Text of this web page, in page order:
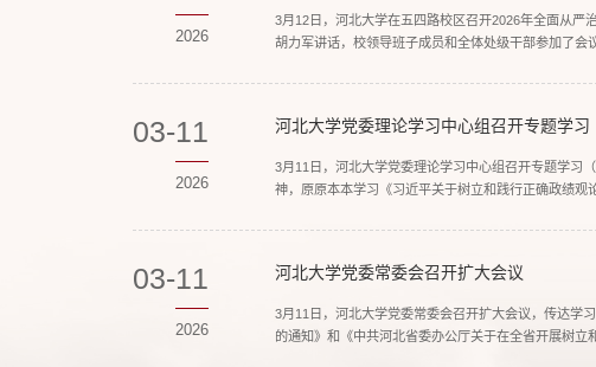
2026
3月12日，河北大学在五四路校区召开2026年全面从严
胡力军讲话，校领导班子成员和全体处级干部参加了会
03-11
2026
河北大学党委理论学习中心组召开专题学习
3月11日，河北大学党委理论学习中心组召开专题学习
神，原原本本学习《习近平关于树立和践行正确政绩观
03-11
2026
河北大学党委常委会召开扩大会议
3月11日，河北大学党委常委会召开扩大会议，传达学
的通知》和《中共河北省委办公厅关于在全省开展树立